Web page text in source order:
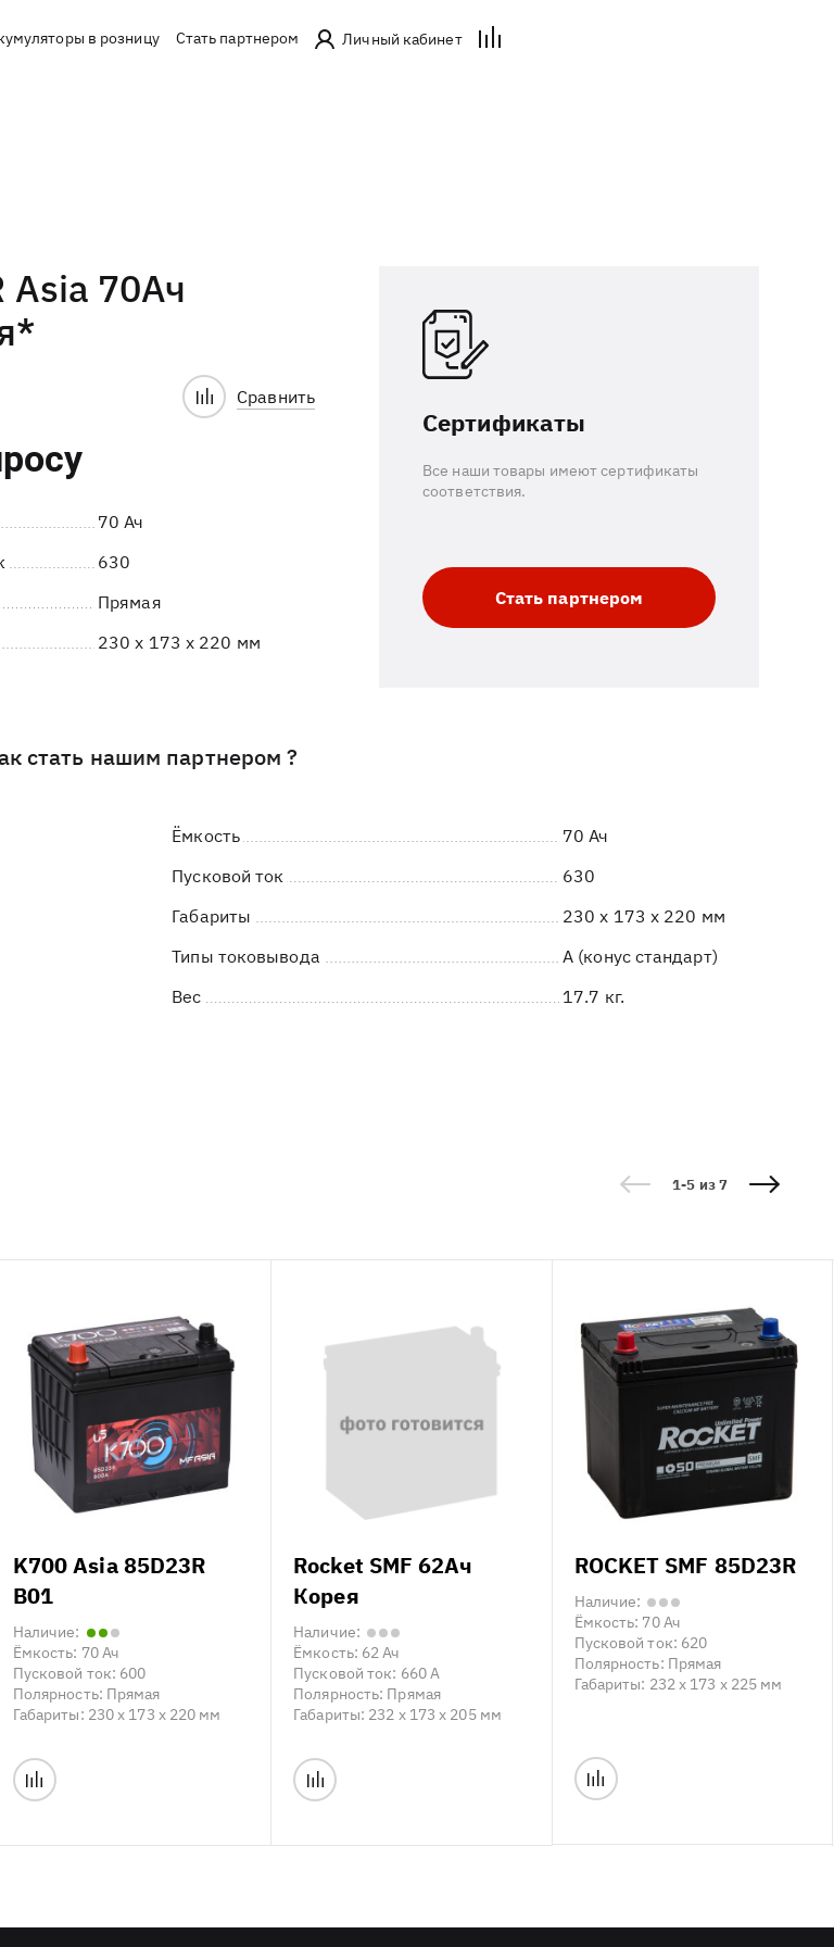
в розницу Стать партнером Личный кабинет
Asia 70Ач
Сравнить
70 Ач
630
Прямая
230 x 173 x 220 мм
Сертификаты
Все наши товары имеют сертификаты
соответствия.
Стать партнером
стать нашим партнером ?
Ёмкость
70 Ач
Пусковой ток
630
Габариты
230 x 173 x 220 мм
Типы токовывода
A (конус стандарт)
Вес
17.7 кг.
1-5 из 7
K700 Asia 85D23R
B01
Наличие:
Ёмкость: 70 Ач
Пусковой ток: 600
Полярность: Прямая
Габариты: 230 x 173 x 220 мм
Rocket SMF 62Ач
Корея
Наличие:
Ёмкость: 62 Ач
Пусковой ток: 660 А
Полярность: Прямая
Габариты: 232 x 173 x 205 мм
ROCKET SMF 85D23R
Наличие:
Ёмкость: 70 Ач
Пусковой ток: 620
Полярность: Прямая
Габариты: 232 x 173 x 225 мм